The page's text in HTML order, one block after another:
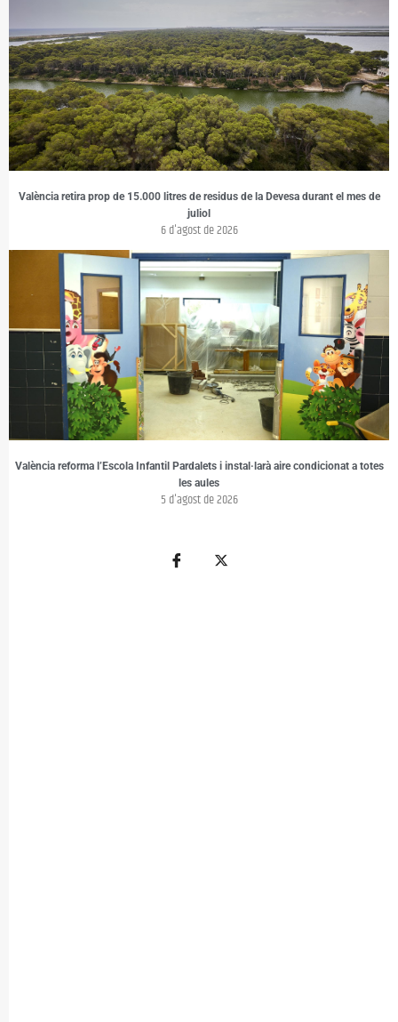
València retira prop de 15.000 litres de residus de la Devesa durant el mes de
juliol
6 d'agost de 2026
València reforma l’Escola Infantil Pardalets i instal·larà aire condicionat a totes
les aules
5 d'agost de 2026